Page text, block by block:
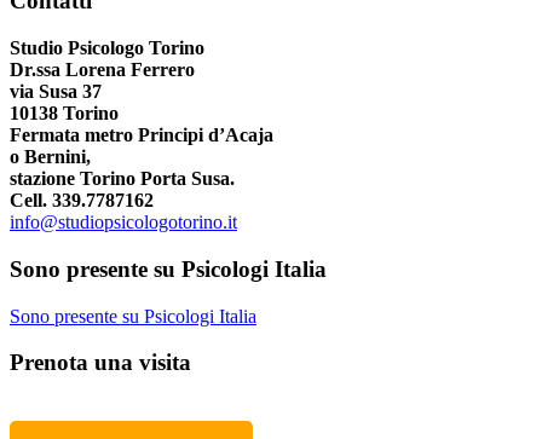
Studio Psicologo Torino
Dr.ssa Lorena Ferrero
via Susa 37
10138 Torino
Fermata metro Principi d’Acaja
o Bernini,
stazione Torino Porta Susa.
Cell. 339.7787162
info@studiopsicologotorino.it
Sono presente su Psicologi Italia
Sono presente su Psicologi Italia
Prenota una visita